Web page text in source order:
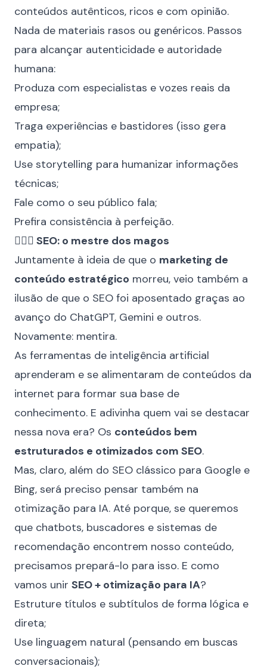
conteúdos autênticos, ricos e com opinião.
Nada de materiais rasos ou genéricos. Passos
para alcançar autenticidade e autoridade
humana:
Produza com especialistas e vozes reais da
empresa;
Traga experiências e bastidores (isso gera
empatia);
Use storytelling para humanizar informações
técnicas;
Fale como o seu público fala;
Prefira consistência à perfeição.
🧙🏼‍♂️ SEO: o mestre dos magos
Juntamente à ideia de que o marketing de
conteúdo estratégico morreu, veio também a
ilusão de que o SEO foi aposentado graças ao
avanço do ChatGPT, Gemini e outros.
Novamente: mentira.
As ferramentas de inteligência artificial
aprenderam e se alimentaram de conteúdos da
internet para formar sua base de
conhecimento. E adivinha quem vai se destacar
nessa nova era? Os conteúdos bem
estruturados e otimizados com SEO.
Mas, claro, além do SEO clássico para Google e
Bing, será preciso pensar também na
otimização para IA. Até porque, se queremos
que chatbots, buscadores e sistemas de
recomendação encontrem nosso conteúdo,
precisamos prepará-lo para isso. E como
vamos unir SEO + otimização para IA?
Estruture títulos e subtítulos de forma lógica e
direta;
Use linguagem natural (pensando em buscas
conversacionais);